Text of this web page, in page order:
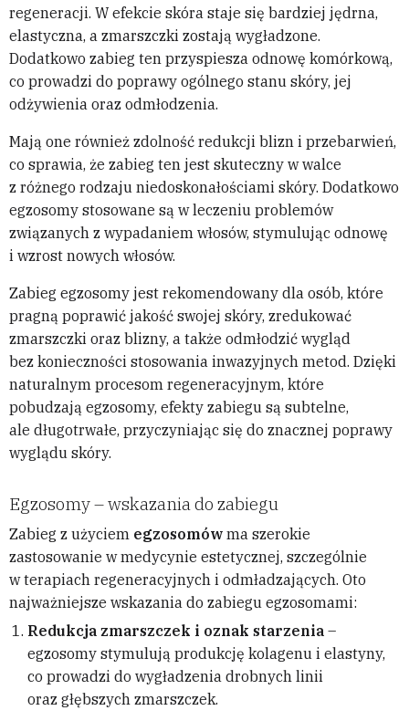
regeneracji. W efekcie skóra staje się bardziej jędrna,
elastyczna, a zmarszczki zostają wygładzone.
Dodatkowo zabieg ten przyspiesza odnowę komórkową,
co prowadzi do poprawy ogólnego stanu skóry, jej
odżywienia oraz odmłodzenia.
Mają one również zdolność redukcji blizn i przebarwień,
co sprawia, że zabieg ten jest skuteczny w walce
z różnego rodzaju niedoskonałościami skóry. Dodatkowo
egzosomy stosowane są w leczeniu problemów
związanych z wypadaniem włosów, stymulując odnowę
i wzrost nowych włosów.
Zabieg egzosomy jest rekomendowany dla osób, które
pragną poprawić jakość swojej skóry, zredukować
zmarszczki oraz blizny, a także odmłodzić wygląd
bez konieczności stosowania inwazyjnych metod. Dzięki
naturalnym procesom regeneracyjnym, które
pobudzają egzosomy, efekty zabiegu są subtelne,
ale długotrwałe, przyczyniając się do znacznej poprawy
wyglądu skóry.
Egzosomy – wskazania do zabiegu
Zabieg z użyciem egzosomów ma szerokie
zastosowanie w medycynie estetycznej, szczególnie
w terapiach regeneracyjnych i odmładzających. Oto
najważniejsze wskazania do zabiegu egzosomami:
Redukcja zmarszczek i oznak starzenia –
egzosomy stymulują produkcję kolagenu i elastyny,
co prowadzi do wygładzenia drobnych linii
oraz głębszych zmarszczek.